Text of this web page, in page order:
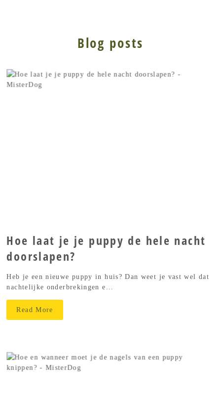
Blog posts
Hoe laat je je puppy de hele nacht
doorslapen?
Heb je een nieuwe puppy in huis? Dan weet je vast wel dat
nachtelijke onderbrekingen e...
Read More